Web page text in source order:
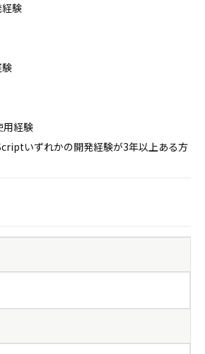
験
験
用経験
いずれかの開発経験が3年以上ある方